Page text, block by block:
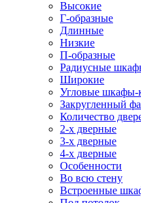
Высокие
Г-образные
Длинные
Низкие
П-образные
Радиусные
Широкие
Угловые шкафы-
Закругленный
Количество
2-х дверные
3-х дверные
4-х дверные
Особенности
Во всю стену
Встроенные